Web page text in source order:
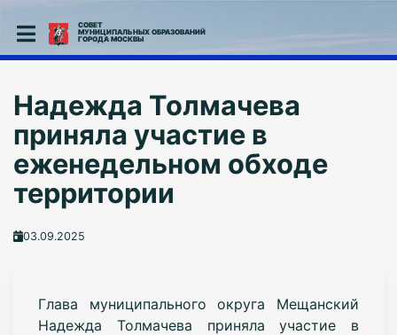
СОВЕТ
МУНИЦИПАЛЬНЫХ ОБРАЗОВАНИЙ
ГОРОДА МОСКВЫ
Надежда Толмачева
приняла участие в
еженедельном обходе
территории
03.09.2025
Глава муниципального округа Мещанский
Надежда Толмачева приняла участие в